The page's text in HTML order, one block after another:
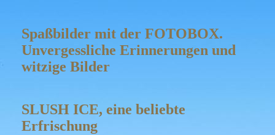
Spaßbilder mit der FOTOBOX.
Unvergessliche Erinnerungen und
witzige Bilder
SLUSH ICE, eine beliebte
Erfrischung